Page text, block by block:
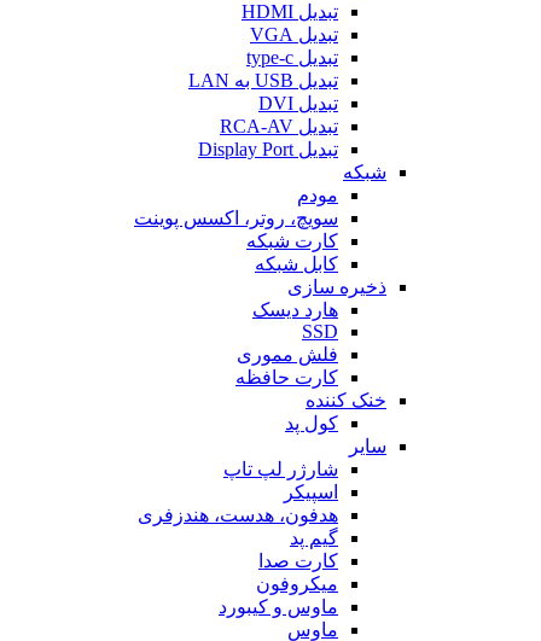
تبدیل HDMI
تبدیل VGA
تبدیل type-c
تبدیل USB به LAN
تبدیل DVI
تبدیل RCA-AV
تبدیل Display Port
شبکه
مودم
سویچ، روتر، اکسس پوینت
کارت شبکه
کابل شبکه
ذخیره سازی
هارد دیسک
SSD
فلش مموری
کارت حافظه
خنک کننده
کول پد
سایر
شارژر لپ تاپ
اسپیکر
هدفون، هدست، هندزفری
گیم پد
کارت صدا
میکروفون
ماوس و کیبورد
ماوس